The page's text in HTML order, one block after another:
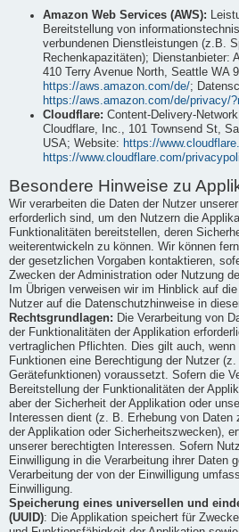
Amazon Web Services (AWS):
Bereitstellung von
verbundenen Dienstleistungen (z.B.
Rechenkapazitäten); Dienstanbieter:
410 Terry Avenue North, Seattle WA
https://aws.amazon.com/de/;
https://aws.amazon.com/de/privacy/
Cloudflare: Content-Delivery-
Cloudflare, Inc., 101 Townsend St,
USA; Website: https://
https://www.cloudflare.com/
Besondere Hinweise zu
Wir verarbeiten die Daten der Nutzer
erforderlich sind, um den Nutzern die
Funktionalitäten bereitstellen, deren
weiterentwickeln zu können. Wir können
der gesetzlichen Vorgaben kontaktieren,
Zwecken der Administration oder Nutzung
Im Übrigen verweisen wir im Hinblick auf
Nutzer auf die Datenschutzhinweise in
Rechtsgrundlagen: Die Verarbeitung von
der Funktionalitäten der Applikation
vertraglichen Pflichten. Dies gilt auch,
Funktionen eine Berechtigung der Nutzer
Gerätefunktionen) voraussetzt. Sofern die
Bereitstellung der Funktionalitäten der
aber der Sicherheit der Applikation oder
Interessen dient (z. B. Erhebung von
der Applikation oder Sicherheitszwecken),
unserer berechtigten Interessen. Sofern
Einwilligung in die Verarbeitung ihrer Daten
Verarbeitung der von der Einwilligung
Einwilligung.
Speicherung eines universellen und
(UUID): Die Applikation speichert für